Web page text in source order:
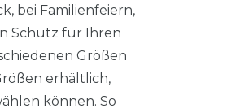
bei Familienfeiern,
Schutz für Ihren
Größen
erhältlich,
können. So